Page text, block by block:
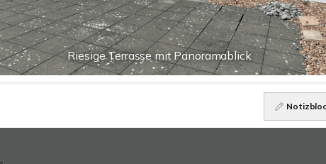
Riesige Terrasse mit Panoramablick